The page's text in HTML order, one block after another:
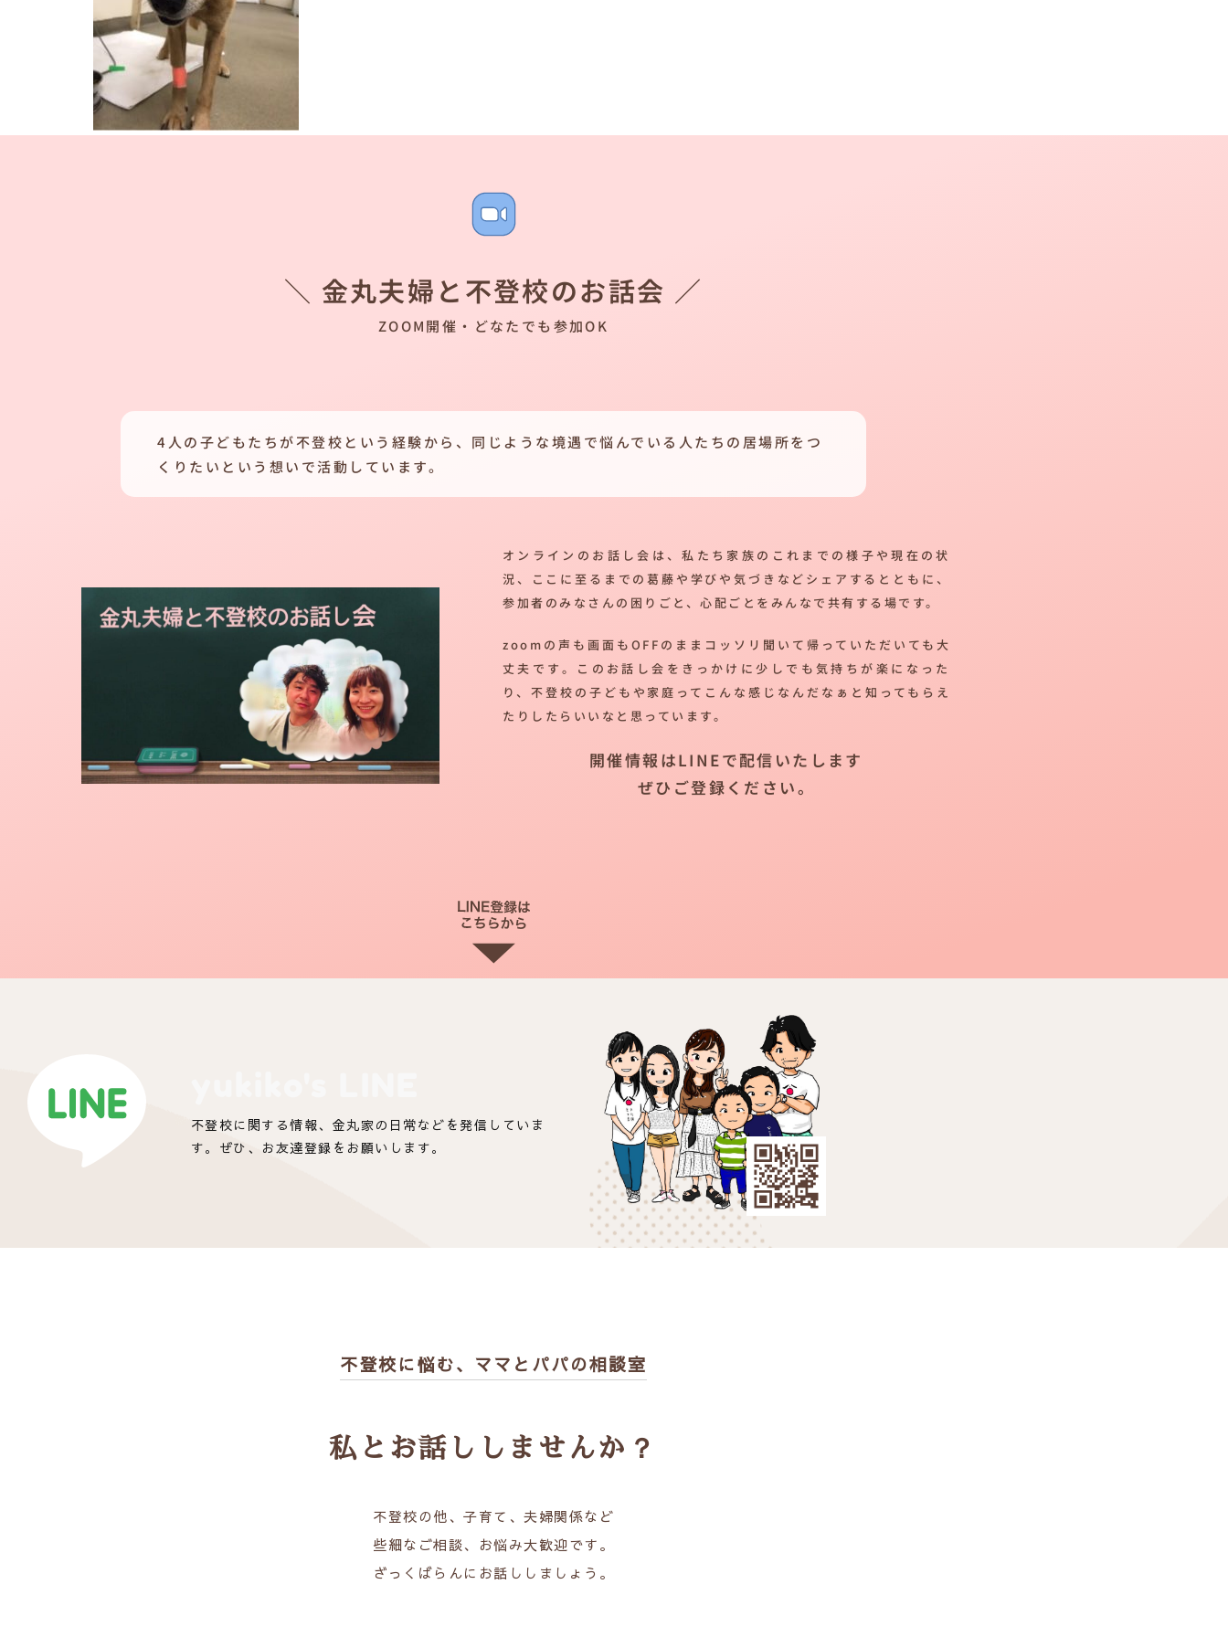
＼ 金丸夫婦と不登校のお話会 ／
ZOOM開催・どなたでも参加OK
4人の子どもたちが不登校という経験から、同じような境遇で悩んでいる人たちの居場所をつ
くりたいという想いで活動しています。
オンラインのお話し会は、私たち家族のこれまでの様子や現在の状
況、ここに至るまでの葛藤や学びや気づきなどシェアするとともに、
参加者のみなさんの困りごと、心配ごとをみんなで共有する場です。
zoomの声も画面もOFFのままコッソリ聞いて帰っていただいても大
丈夫です。このお話し会をきっかけに少しでも気持ちが楽になった
り、不登校の子どもや家庭ってこんな感じなんだなぁと知ってもらえ
たりしたらいいなと思っています。
開催情報はLINEで配信いたします
ぜひご登録ください。
不登校に関する情報、金丸家の日常などを発信していま
す。ぜひ、お友達登録をお願いします。
不登校に悩む、 ママとパパの相談室
私とお話ししませんか？
不登校の他、子育て、夫婦関係など
些細なご相談、お悩み大歓迎です。
ざっくばらんにお話ししましょう。